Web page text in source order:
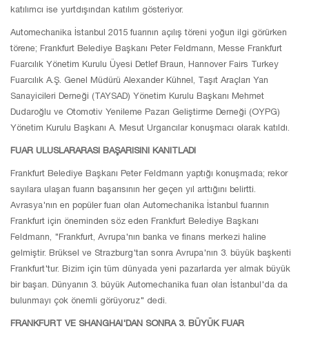
katılımcı ise yurtdışından katılım gösteriyor.
Automechanika İstanbul 2015 fuarının açılış töreni yoğun ilgi görürken
törene; Frankfurt Belediye Başkanı Peter Feldmann, Messe Frankfurt
Fuarcılık Yönetim Kurulu Üyesi Detlef Braun, Hannover Fairs Turkey
Fuarcılık A.Ş. Genel Müdürü Alexander Kühnel, Taşıt Araçları Yan
Sanayicileri Derneği (TAYSAD) Yönetim Kurulu Başkanı Mehmet
Dudaroğlu ve Otomotiv Yenileme Pazarı Geliştirme Derneği (OYPG)
Yönetim Kurulu Başkanı A. Mesut Urgancılar konuşmacı olarak katıldı.
FUAR ULUSLARARASI BAŞARISINI KANITLADI
Frankfurt Belediye Başkanı Peter Feldmann yaptığı konuşmada; rekor
sayılara ulaşan fuarın başarısının her geçen yıl arttığını belirtti.
Avrasya'nın en popüler fuarı olan Automechanika İstanbul fuarının
Frankfurt için öneminden söz eden Frankfurt Belediye Başkanı
Feldmann, "Frankfurt, Avrupa'nın banka ve finans merkezi haline
gelmiştir. Brüksel ve Strazburg'tan sonra Avrupa'nın 3. büyük başkenti
Frankfurt'tur. Bizim için tüm dünyada yeni pazarlarda yer almak büyük
bir başarı. Dünyanın 3. büyük Automechanika fuarı olan İstanbul'da da
bulunmayı çok önemli görüyoruz" dedi.
FRANKFURT VE SHANGHAI'DAN SONRA 3. BÜYÜK FUAR